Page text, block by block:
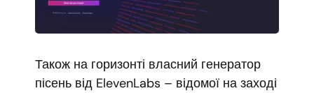
Також на горизонті власний генератор
пісень від ElevenLabs – відомої на заході